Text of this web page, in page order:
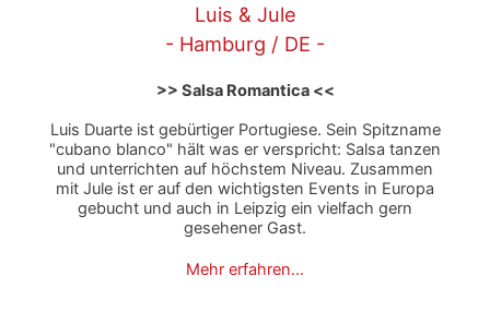
Luis & Jule
- Hamburg / DE -
>> Salsa Romantica <<
Luis Duarte ist gebürtiger Portugiese. Sein Spitzname
"cubano blanco" hält was er verspricht: Salsa tanzen
und unterrichten auf höchstem Niveau. Zusammen
mit Jule ist er auf den wichtigsten Events in Europa
gebucht und auch in Leipzig ein vielfach gern
gesehener Gast.
Mehr erfahren…